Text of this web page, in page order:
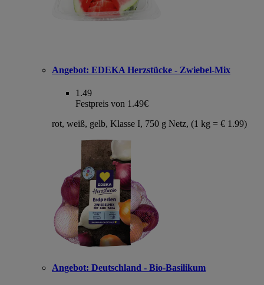
Angebot: EDEKA Herzstücke - Zwiebel-Mix
1.49
Festpreis von 1.49€
rot, weiß, gelb, Klasse I, 750 g Netz, (1 kg = € 1.99)
Angebot: Deutschland - Bio-Basilikum